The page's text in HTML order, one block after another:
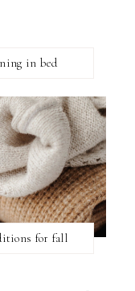
in bed
for fall